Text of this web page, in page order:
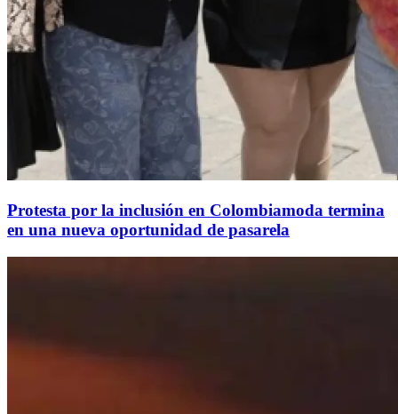
Protesta por la inclusión en Colombiamoda termina
en una nueva oportunidad de pasarela